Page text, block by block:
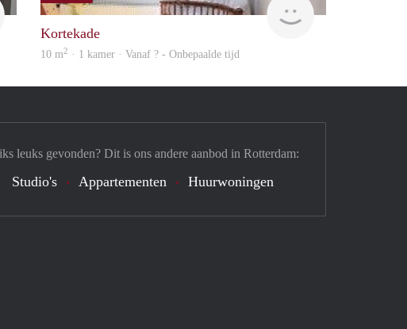
Kortekade
10 m2 · 1 kamer · Vanaf ? - Onbepaalde tijd
leuks gevonden? Dit is ons andere aanbod in Rotterdam:
Studio's Appartementen Huurwoningen